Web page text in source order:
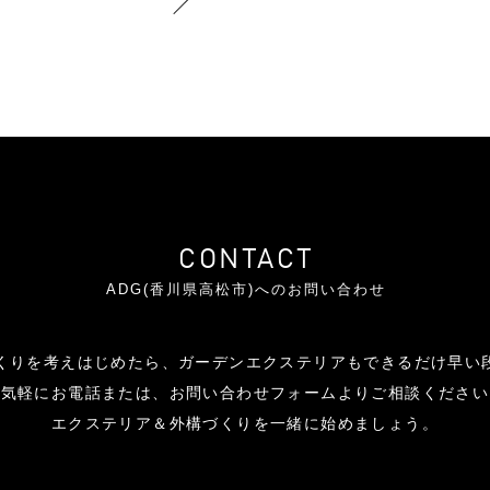
CONTACT
ADG(香川県高松市)へのお問い合わせ
りを考えはじめたら、ガーデンエクステリアもできるだけ早い
軽にお電話または、お問い合わせフォームよりご相談ください
エクステリア＆外構づくりを一緒に始めましょう。